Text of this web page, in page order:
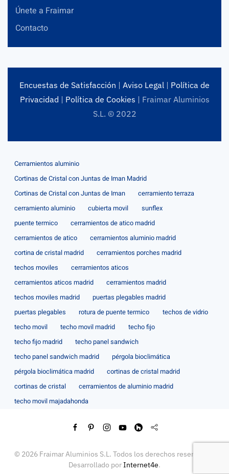
Únete a Fraimar
Contacto
Encuestas de Satisfacción | Aviso Legal | Política de
Privacidad | Política de Cookies | Fraimar Aluminios
S.L. © 2022
Cerramientos aluminio
Cortinas de Cristal con Juntas de Iman Madrid
Cortinas de Cristal con Juntas de Iman
cerramiento terraza
cerramiento aluminio
cubierta movil
sunflex
puente termico
cerramientos de atico madrid
cerramientos de atico
cerramientos aluminio madrid
cortina de cristal madrid
cerramientos porches madrid
techos moviles
cerramientos aticos
cerramientos aticos madrid
cerramientos madrid
techos moviles madrid
puertas plegables madrid
puertas plegables
rotura de puente termico
techos de vidrio
techo movil
techo movil madrid
techo fijo
techo fijo madrid
techo panel sandwich
techo panel sandwich madrid
pérgola bioclimática
pérgola bioclimática madrid
cortinas de cristal madrid
cortinas de cristal
cerramientos de aluminio madrid
techo movil majadahonda
© 2026 Fraimar Aluminios S.L. Todos los derechos reservados.
Desarrollado porInternet4e.